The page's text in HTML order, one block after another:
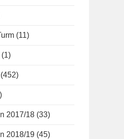
(11)
(1)
(452)
2017/18 (33)
2018/19 (45)